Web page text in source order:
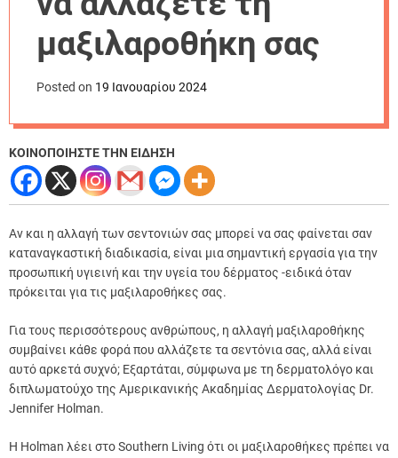
o
d
μαξιλαροθήκη σας
Posted on 19 Ιανουαρίου 2024
ΚΟΙΝΟΠΟΙΗΣΤΕ ΤΗΝ ΕΙΔΗΣΗ
Αν και η αλλαγή των σεντονιών σας μπορεί να σας φαίνεται σαν
καταναγκαστική διαδικασία, είναι μια σημαντική εργασία για την
προσωπική υγιεινή και την υγεία του δέρματος -ειδικά όταν
πρόκειται για τις μαξιλαροθήκες σας.
Για τους περισσότερους ανθρώπους, η αλλαγή μαξιλαροθήκης
συμβαίνει κάθε φορά που αλλάζετε τα σεντόνια σας, αλλά είναι
αυτό αρκετά συχνό; Εξαρτάται, σύμφωνα με τη δερματολόγο και
διπλωματούχο της Αμερικανικής Ακαδημίας Δερματολογίας Dr.
Jennifer Holman.
Η Holman λέει στο Southern Living ότι οι μαξιλαροθήκες πρέπει να